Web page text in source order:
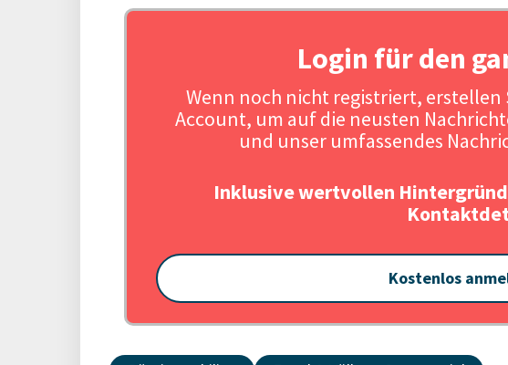
Login für den
Wenn noch nicht registriert, erstellen
Account, um auf die neusten
und unser umfassendes
Inklusive wertvollen
Kostenlos